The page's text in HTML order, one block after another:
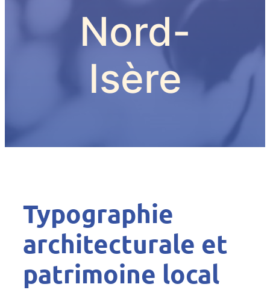
Nord-
Isère
Typographie
architecturale et
patrimoine local